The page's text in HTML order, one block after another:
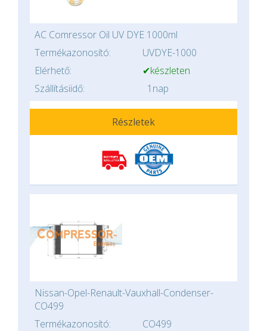
AC Comressor Oil UV DYE 1000ml
Termékazonosító:
UVDYE-1000
Elérhető:
✔készleten
Szállításiidő:
1nap
Részletek
Nissan-Opel-Renault-Vauxhall-Condenser-
CO499
Termékazonosító:
CO499